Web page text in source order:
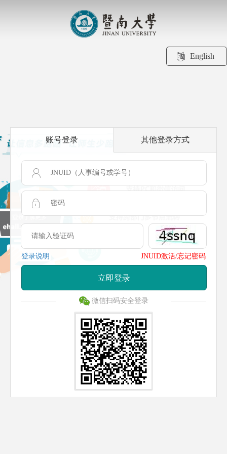
English
账号登录 其他登录方式
登录说明 JNUID激活/忘记密码
立即登录
微信扫码安全登录